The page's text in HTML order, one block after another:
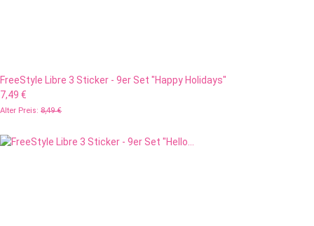
FreeStyle Libre 3 Sticker - 9er Set "Happy Holidays"
7,49 €
Alter Preis: 8,49 €